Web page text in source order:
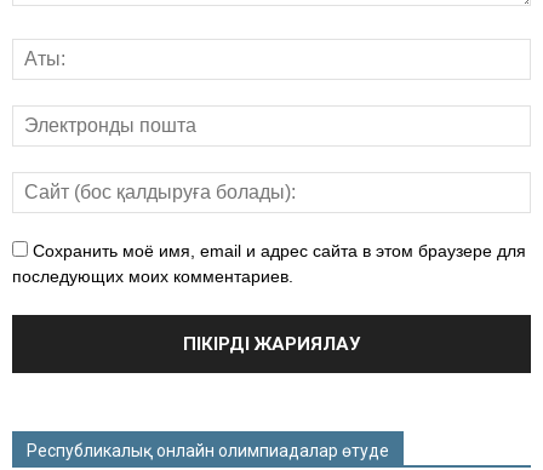
Сохранить моё имя, email и адрес сайта в этом браузере для
последующих моих комментариев.
Республикалық онлайн олимпиадалар өтуде